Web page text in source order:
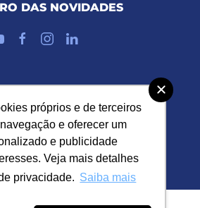
próprios e de terceiros
e oferecer um
e publicidade
Veja mais detalhes
privacidade. Saiba mais
DAS NOVIDADES